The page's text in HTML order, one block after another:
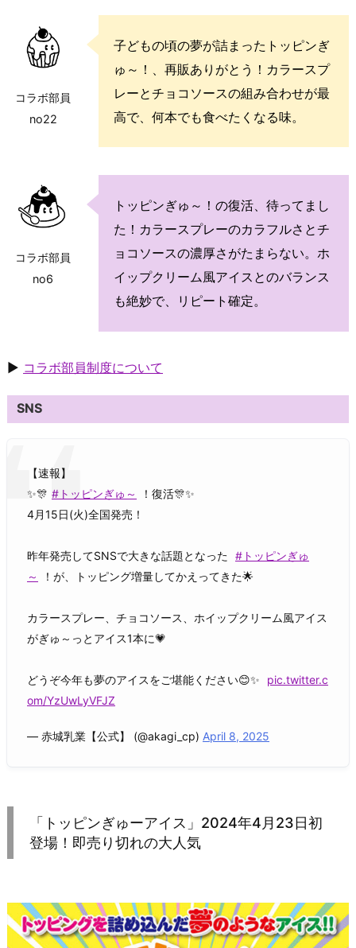
コラボ部員
no22
子どもの頃の夢が詰まったトッピンぎ
ゅ～！、再販ありがとう！カラースプ
レーとチョコソースの組み合わせが最
高で、何本でも食べたくなる味。
コラボ部員
no6
トッピンぎゅ～！の復活、待ってまし
た！カラースプレーのカラフルさとチ
ョコソースの濃厚さがたまらない。ホ
イップクリーム風アイスとのバランス
も絶妙で、リピート確定。
▶ コラボ部員制度について
SNS
【速報】
✨🎊 #トッピンぎゅ～
！復活🎊✨
4月15日(火)全国発売！
昨年発売してSNSで大きな話題となった #トッピンぎゅ
～
！が、トッピング増量してかえってきた🌟
カラースプレー、チョコソース、ホイップクリーム風アイス
がぎゅ～っとアイス1本に💗
どうぞ今年も夢のアイスをご堪能ください😊✨
pic.twitter.c
om/YzUwLyVFJZ
— 赤城乳業【公式】 (@akagi_cp) April 8, 2025
「トッピンぎゅーアイス」2024年4月23日初
登場！即売り切れの大人気